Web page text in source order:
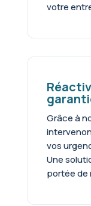
votre
Grâce à
vos
Une
portée de